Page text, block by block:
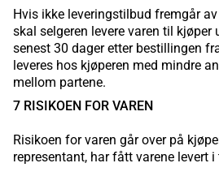
Hvis ikke leveringstilbud fremgår
skal selgeren levere varen til
senest 30 dager etter bestillingen
leveres hos kjøperen med mindre
mellom partene.
7 RISIKOEN FOR VAREN
Risikoen for varen går over på
representant, har fått varene levert